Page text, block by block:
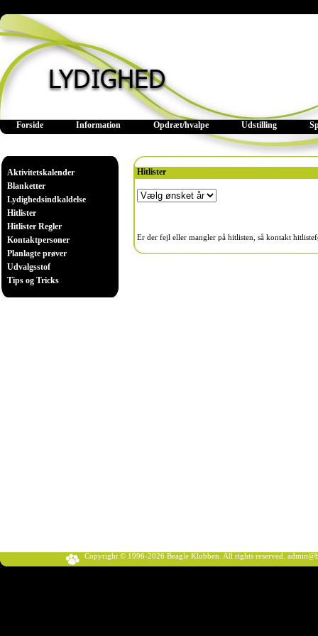
Forside Information Opdræt/hvalpe Udstilling
Aktivitetskalender
Blanketter
Lydighedsindkaldelse
Hitlister
Hitlister Regler
Kontaktpersoner
Planlagte prøver
Udvalgsstof
Tips og Tricks
Hitlister
Er der fejl eller mangler på hitlisten, så kontakt
Copyright © 1996-2026 Beagle Klubben. All rights reserved.